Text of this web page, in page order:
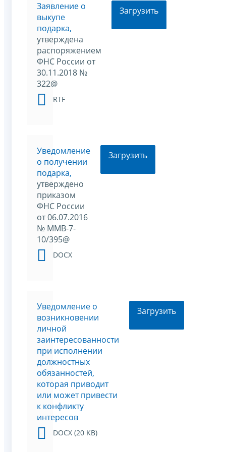
Заявление о
выкупе
подарка,
утверждена
распоряжением
ФНС России от
30.11.2018 №
322@
RTF
Загрузить
Уведомление
о получении
подарка,
утверждено
приказом
ФНС России
от 06.07.2016
№ ММВ-7-
10/395@
DOCX
Загрузить
Уведомление о
возникновении
личной
заинтересованности
при исполнении
должностных
обязанностей,
которая приводит
или может привести
к конфликту
интересов
DOCX (20 KB)
Загрузить